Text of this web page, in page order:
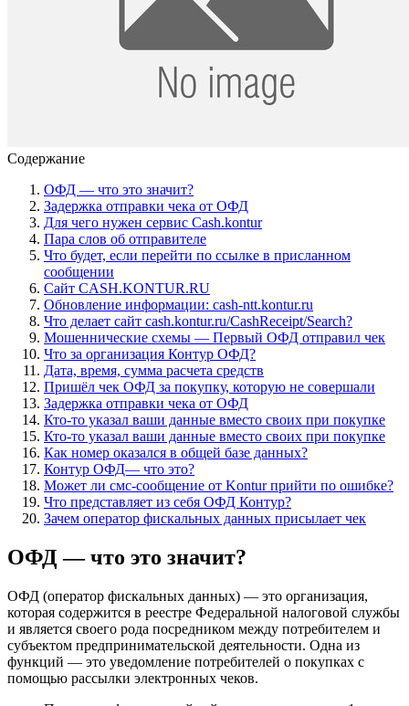
Содержание
ОФД — что это значит?
Задержка отправки чека от ОФД
Для чего нужен сервис Cash.kontur
Пара слов об отправителе
Что будет, если перейти по ссылке в присланном
сообщении
Сайт CASH.KONTUR.RU
Обновление информации: cash-ntt.kontur.ru
Что делает сайт cash.kontur.ru/CashReceipt/Search?
Мошеннические схемы — Первый ОФД отправил чек
Что за организация Контур ОФД?
Дата, время, сумма расчета средств
Пришёл чек ОФД за покупку, которую не совершали
Задержка отправки чека от ОФД
Кто-то указал ваши данные вместо своих при покупке
Кто-то указал ваши данные вместо своих при покупке
Как номер оказался в общей базе данных?
Контур ОФД— что это?
Может ли смс-сообщение от Kontur прийти по ошибке?
Что представляет из себя ОФД Контур?
Зачем оператор фискальных данных присылает чек
ОФД — что это значит?
ОФД (оператор фискальных данных) — это организация,
которая содержится в реестре Федеральной налоговой службы
и является своего рода посредником между потребителем и
субъектом предпринимательской деятельности. Одна из
функций — это уведомление потребителей о покупках с
помощью рассылки электронных чеков.